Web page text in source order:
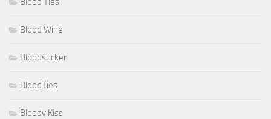
Blood Wine
Bloodsucker
BloodTies
Bloody Kiss